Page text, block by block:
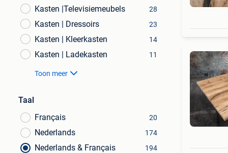
Kasten |Televisiemeubels
28
Kasten | Dressoirs 23
Kasten | Kleerkasten 14
Kasten | Ladekasten 11
Toon meer
Taal
Français
20
Nederlands 174
Nederlands & Français 194